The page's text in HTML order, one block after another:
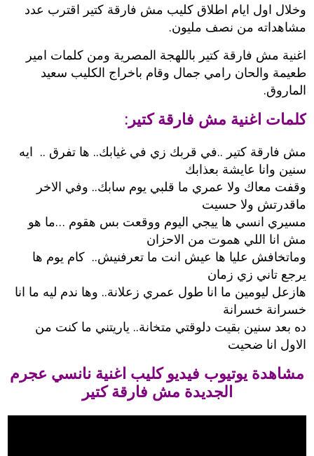
وخلال اول ايام اطلاق كليب مش فارقة كتير اقترب عدد
مشاهداته من نصف مليون.
اغنية مش فارقة كتير باللهجة المصرية ومن كلمات امير
طعيمة والحان رامي جمال وقام باخراج الكليب سعيد
الماروق.
كلمات اغنية مش فارقة كتير:
مش فارقة كتير ..في قربك زي في غيابك.. ها تفرق .. ايه
سنين وانا عايشة بعذابك
وقفت معاك ولا عمري ما قلبي يوم سابك.. وفي الاخر
ماقدرتش ولا حسيت
مسيري انسي ها ييجي اليوم ووقعت بس هقوم …ما هو
مش انا اللي هموت من الاحزان
وماتخافش عليا ها عيش انت ما تعرفنيش.. كام يوم ها
يرجع تاني زي زمان
هازعل ليومين ما انا طول عمري زعلانة.. وها ندم ليه ما انا
خسرانة خسرانة
ده بعد سنين بقيت دلوقتي متخانة.. ياريتني ما كنت من
الاول انا ضحيت
مشاهدة يوتيوب فيديو كليب اغنية نانسي عجرم
الجديدة مش فارقة كتير